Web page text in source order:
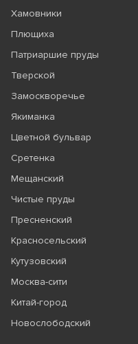
Хамовники
Плющиха
Патриаршие пруды
Тверской
Замоскворечье
Якиманка
Цветной бульвар
Сретенка
Мещанский
Чистые пруды
Пресненский
Красносельский
Кутузовский
Москва-сити
Китай-город
Новослободский